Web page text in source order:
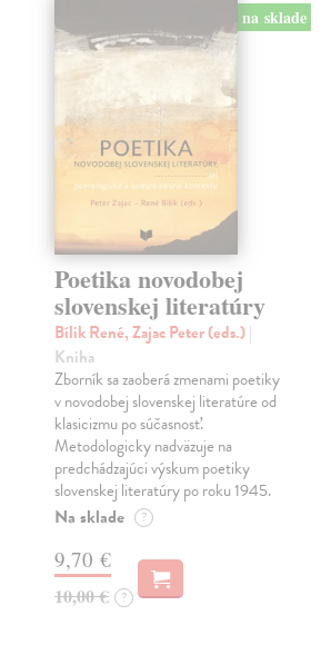
na sklade
Poetika novodobej
slovenskej literatúry
Bílik René, Zajac Peter (eds.)|
Kniha
Zborník sa zaoberá zmenami poetiky
v novodobej slovenskej literatúre od
klasicizmu po súčasnosť.
Metodologicky nadväzuje na
predchádzajúci výskum poetiky
slovenskej literatúry po roku 1945.
Na sklade ?
9,70 €
10,00 € ?